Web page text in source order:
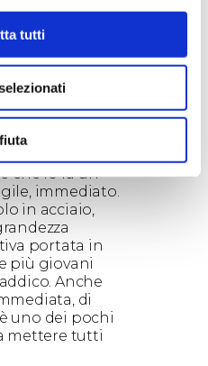
tutti
Rosso, per il
con
ad una
che cerca
La sua carica
tradita al
che lo fa un
immediato.
in acciaio,
portata in
più giovani
Anche
di
uno dei pochi
mettere tutti